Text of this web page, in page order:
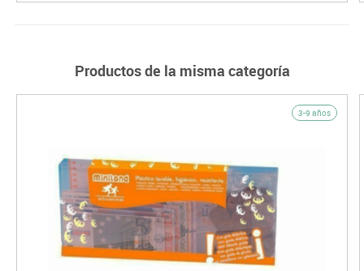
Productos de la misma categoría
3-9 años